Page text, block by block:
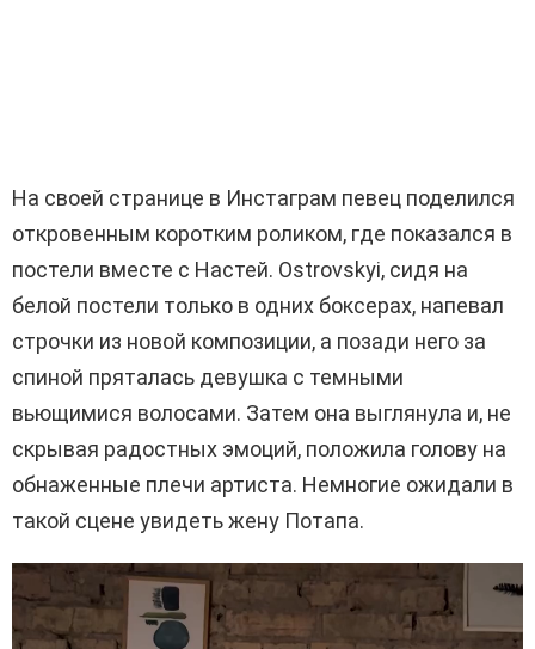
На своей странице в Инстаграм певец поделился
откровенным коротким роликом, где показался в
постели вместе с Настей. Ostrovskyi, сидя на
белой постели только в одних боксерах, напевал
строчки из новой композиции, а позади него за
спиной пряталась девушка с темными
вьющимися волосами. Затем она выглянула и, не
скрывая радостных эмоций, положила голову на
обнаженные плечи артиста. Немногие ожидали в
такой сцене увидеть жену Потапа.